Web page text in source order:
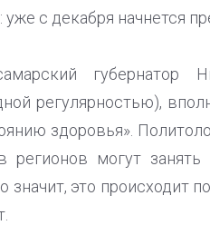
с декабря начнется
губернатор
регулярностью),
здоровья».
регионов могут
значит, это происходит